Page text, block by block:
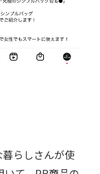
らしさんが使